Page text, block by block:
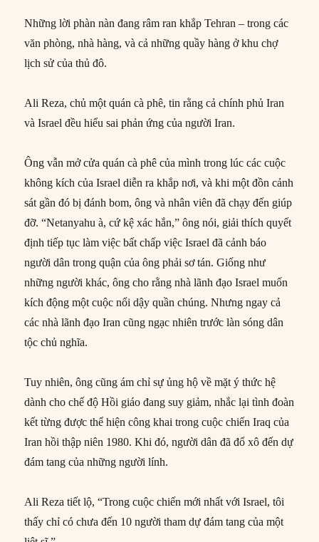
Những lời phàn nàn đang râm ran khắp Tehran – trong các
văn phòng, nhà hàng, và cả những quầy hàng ở khu chợ
lịch sử của thủ đô.
Ali Reza, chủ một quán cà phê, tin rằng cả chính phủ Iran
và Israel đều hiểu sai phản ứng của người Iran.
Ông vẫn mở cửa quán cà phê của mình trong lúc các cuộc
không kích của Israel diễn ra khắp nơi, và khi một đồn cảnh
sát gần đó bị đánh bom, ông và nhân viên đã chạy đến giúp
đỡ. “Netanyahu à, cứ kệ xác hắn,” ông nói, giải thích quyết
định tiếp tục làm việc bất chấp việc Israel đã cảnh báo
người dân trong quận của ông phải sơ tán. Giống như
những người khác, ông cho rằng nhà lãnh đạo Israel muốn
kích động một cuộc nổi dậy quần chúng. Nhưng ngay cả
các nhà lãnh đạo Iran cũng ngạc nhiên trước làn sóng dân
tộc chủ nghĩa.
Tuy nhiên, ông cũng ám chỉ sự ủng hộ về mặt ý thức hệ
dành cho chế độ Hồi giáo đang suy giảm, nhắc lại tình đoàn
kết từng được thể hiện công khai trong cuộc chiến Iraq của
Iran hồi thập niên 1980. Khi đó, người dân đã đổ xô đến dự
đám tang của những người lính.
Ali Reza tiết lộ, “Trong cuộc chiến mới nhất với Israel, tôi
thấy chỉ có chưa đến 10 người tham dự đám tang của một